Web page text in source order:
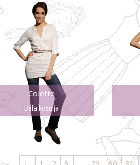
Colette
Bela košulja